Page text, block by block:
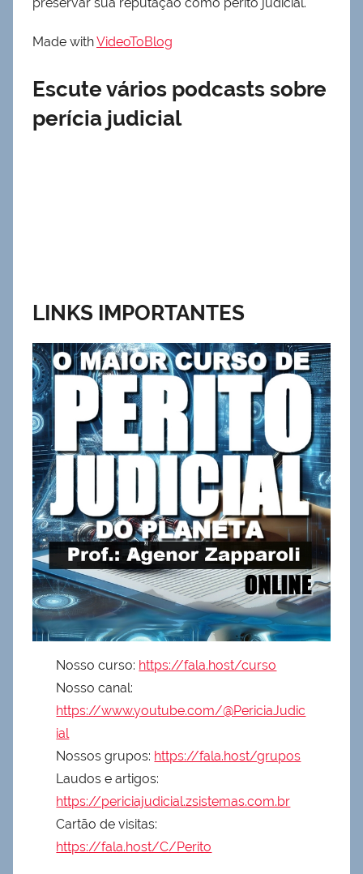
preservar sua reputação como perito judicial.
Made withVideoToBlog
Escute vários podcasts sobre
perícia judicial
LINKS IMPORTANTES
Nosso curso: https://fala.host/curso
Nosso canal:
https://www.youtube.com/@PericiaJudic
ial
Nossos grupos: https://fala.host/grupos
Laudos e artigos:
https://periciajudicial.zsistemas.com.br
Cartão de visitas:
https://fala.host/C/Perito